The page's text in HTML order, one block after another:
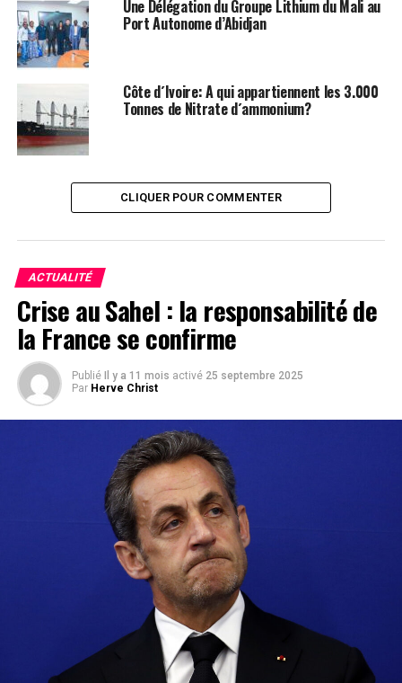
Facebook
Twitter
Comments
SUIVANT
Charles Blé Goudé à l’ambassade de la Côte d’ivoire à La
Haye
À NE PAS RATER !
[DOSSIER]: des lobbyistes suisses menacent Nathalie
Yamb
Saint Léo
Une Délégation du Groupe Lithium du Mali au
Port Autonome d’Abidjan
Côte d´Ivoire: A qui appartiennent les 3.000
Tonnes de Nitrate d´ammonium?
CLIQUER POUR COMMENTER
ACTUALITÉ
Crise au Sahel : la responsabilité de
la France se confirme
Publié Il y a 11 mois activé 25 septembre 2025
Par Herve Christ